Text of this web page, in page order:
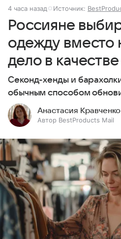
4 часа назад Источник:
Россияне
одежду вместо
дело в
Секонд-хенды и
обычным способом
Анастасия Кравченко
Автор BestProducts Mail